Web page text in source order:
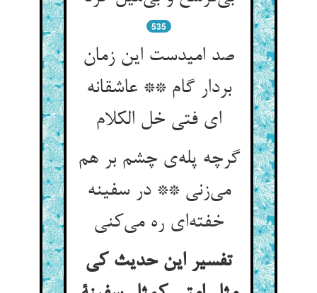
535
صد امیدست این زمان
بردار گام ** عاشقانه
ای فتی خل الکلام
گرچه پله‌ی چشم بر هم
می‌زنی ** در سفینه
خفته‌ای ره می‌کنی
تفسیر این حدیث کی